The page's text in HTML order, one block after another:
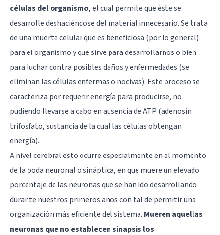
células del organismo, el cual permite que éste se
desarrolle deshaciéndose del material innecesario. Se trata
de una muerte celular que es beneficiosa (por lo general)
para el organismo y que sirve para desarrollarnos o bien
para luchar contra posibles daños y enfermedades (se
eliminan las células enfermas o nocivas). Este proceso se
caracteriza por requerir energía para producirse, no
pudiendo llevarse a cabo en ausencia de ATP (adenosín
trifosfato, sustancia de la cual las células obtengan
energía).
A nivel cerebral esto ocurre especialmente en el momento
de la poda neuronal o sináptica, en que muere un elevado
porcentaje de las neuronas que se han ido desarrollando
durante nuestros primeros años con tal de permitir una
organización más eficiente del sistema. Mueren aquellas
neuronas que no establecen sinapsis los